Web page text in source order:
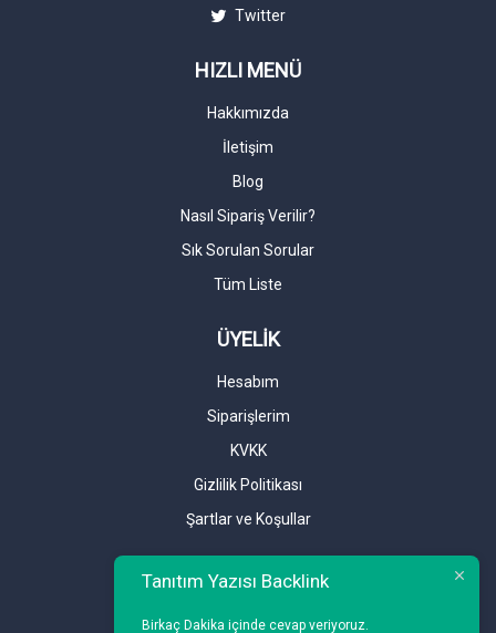
Twitter
HIZLI MENÜ
Hakkımızda
İletişim
Blog
Nasıl Sipariş Verilir?
Sık Sorulan Sorular
Tüm Liste
ÜYELİK
Hesabım
Siparişlerim
KVKK
Gizlilik Politikası
Şartlar ve Koşullar
Tanıtım Yazısı Backlink
Birkaç Dakika içinde cevap veriyoruz.